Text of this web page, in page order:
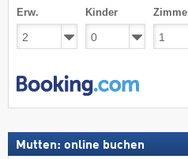
Erw. Kinder
Mutten: online buchen